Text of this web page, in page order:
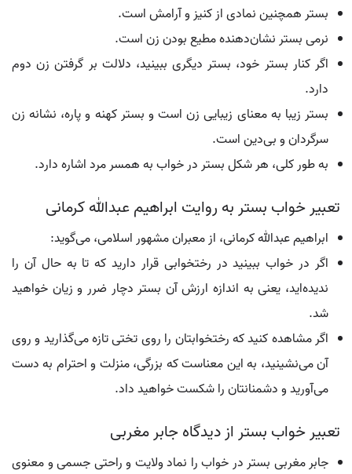
بستر همچنین نمادی از کنیز و آرامش است.
نرمی بستر نشان‌دهنده مطیع بودن زن است.
اگر کنار بستر خود، بستر دیگری ببینید، دلالت بر گرفتن زن دوم
دارد.
بستر زیبا به معنای زیبایی زن است و بستر کهنه و پاره، نشانه زن
سرگردان و بی‌دین است.
به طور کلی، هر شکل بستر در خواب به همسر مرد اشاره دارد.
تعبیر خواب بستر به روایت ابراهیم عبدالله کرمانی
ابراهیم عبدالله کرمانی، از معبران مشهور اسلامی، می‌گوید:
اگر در خواب ببینید در رختخوابی قرار دارید که تا به حال آن را
ندیده‌اید، یعنی به اندازه ارزش آن بستر دچار ضرر و زیان خواهید
شد.
اگر مشاهده کنید که رختخوابتان را روی تختی تازه می‌گذارید و روی
آن می‌نشینید، به این معناست که بزرگی، منزلت و احترام به دست
می‌آورید و دشمنانتان را شکست خواهید داد.
تعبیر خواب بستر از دیدگاه جابر مغربی
جابر مغربی بستر در خواب را نماد ولایت و راحتی جسمی و معنوی